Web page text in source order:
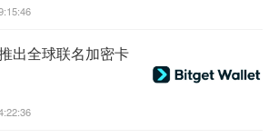
出全球联名加密卡